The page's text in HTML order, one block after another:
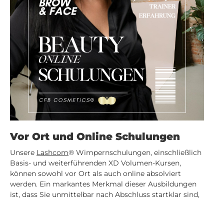
Vor Ort und Online Schulungen
Unsere Lashcom® Wimpernschulungen, einschließlich
Basis- und weiterführenden XD Volumen-Kursen,
können sowohl vor Ort als auch online absolviert
werden. Ein markantes Merkmal dieser Ausbildungen
ist, dass Sie unmittelbar nach Abschluss startklar sind,